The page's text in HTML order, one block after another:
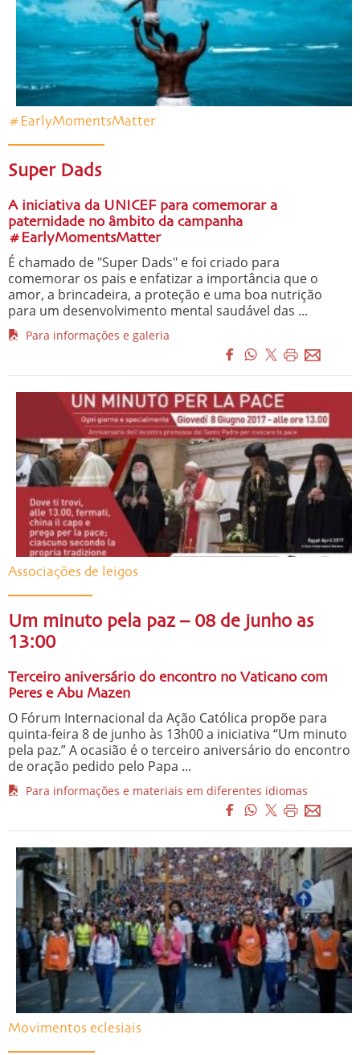
#EarlyMomentsMatter
Super Dads
A iniciativa da UNICEF para comemorar a
paternidade no âmbito da campanha
#EarlyMomentsMatter
É chamado de "Super Dads" e foi criado para
comemorar os pais e enfatizar a importância que o
amor, a brincadeira, a proteção e uma boa nutrição
para um desenvolvimento mental saudável das ...
Para informações e galeria
Associações de leigos
Um minuto pela paz – 08 de junho as
13:00
Terceiro aniversário do encontro no Vaticano com
Peres e Abu Mazen
O Fórum Internacional da Ação Católica propõe para
quinta-feira 8 de junho às 13h00 a iniciativa “Um minuto
pela paz.” A ocasião é o terceiro aniversário do encontro
de oração pedido pelo Papa ...
Para informações e materiais em diferentes idiomas
Movimentos eclesiais